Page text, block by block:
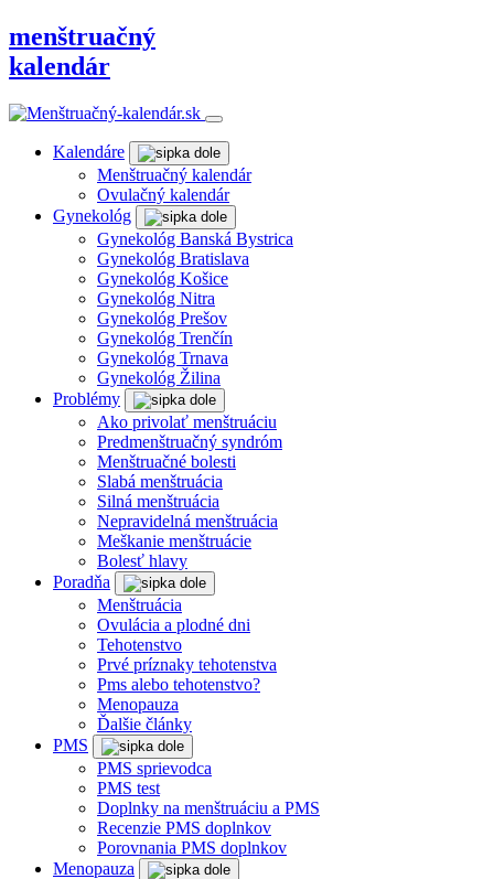
menštruačný
kalendár
Kalendáre
Menštruačný kalendár
Ovulačný kalendár
Gynekológ
Gynekológ Banská Bystrica
Gynekológ Bratislava
Gynekológ Košice
Gynekológ Nitra
Gynekológ Prešov
Gynekológ Trenčín
Gynekológ Trnava
Gynekológ Žilina
Problémy
Ako privolať menštruáciu
Predmenštruačný syndróm
Menštruačné bolesti
Slabá menštruácia
Silná menštruácia
Nepravidelná menštruácia
Meškanie menštruácie
Bolesť hlavy
Poradňa
Menštruácia
Ovulácia a plodné dni
Tehotenstvo
Prvé príznaky tehotenstva
Pms alebo tehotenstvo?
Menopauza
Ďalšie články
PMS
PMS sprievodca
PMS test
Doplnky na menštruáciu a PMS
Recenzie PMS doplnkov
Porovnania PMS doplnkov
Menopauza